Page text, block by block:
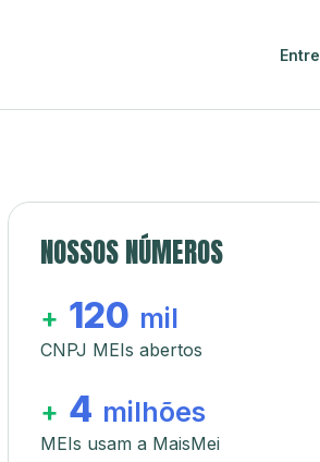
Entre
NOSSOS NÚMEROS
+ 120 mil
CNPJ MEIs abertos
+ 4 milhões
MEIs usam a MaisMei